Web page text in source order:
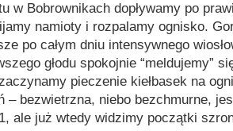
w Bobrownikach dopływamy po
namioty i rozpalamy ognisko.
po całym dniu intensywnego
głodu spokojnie “meldujemy”
pieczenie kiełbasek na
– bezwietrzna, niebo bezchmurne,
ale już wtedy widzimy początki